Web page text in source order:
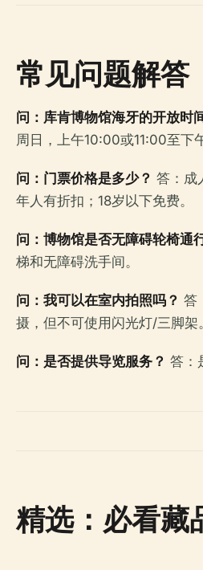
常见问题解答
问：库肯博物馆海牙的开放时
周日，上午10:00或11:00至下
问：门票价格是多少？ 答：成
年人有折扣；18岁以下免费。
问：博物馆是否无障碍轮椅通
梯和无障碍洗手间。
问：我可以在室内拍照吗？ 答
摄，但不可使用闪光灯/三脚架。
问：是否提供导览服务？ 答：
精选：必看藏